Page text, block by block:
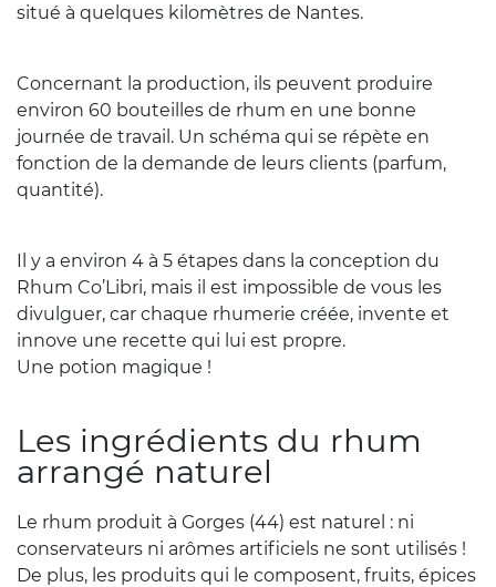
situé à quelques kilomètres de Nantes.
Concernant la production, ils peuvent produire
environ 60 bouteilles de rhum en une bonne
journée de travail. Un schéma qui se répète en
fonction de la demande de leurs clients (parfum,
quantité).
Il y a environ 4 à 5 étapes dans la conception du
Rhum Co’Libri, mais il est impossible de vous les
divulguer, car chaque rhumerie créée, invente et
innove une recette qui lui est propre.
Une potion magique !
Les ingrédients du rhum
arrangé naturel
Le rhum produit à Gorges (44) est naturel : ni
conservateurs ni arômes artificiels ne sont utilisés !
De plus, les produits qui le composent, fruits, épices